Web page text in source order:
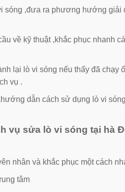
sóng ,đưa ra phương hướng giải
về kỹ thuật ,khắc phục nhanh
lại lò vi sóng nếu thấy đã chạy
vụ .
dẫn cách sử dụng lò vi
vụ sửa lò vi sóng tại hà
nhân và khắc phục một cách
tâm